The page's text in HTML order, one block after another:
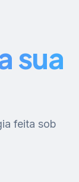
sua
feita sob